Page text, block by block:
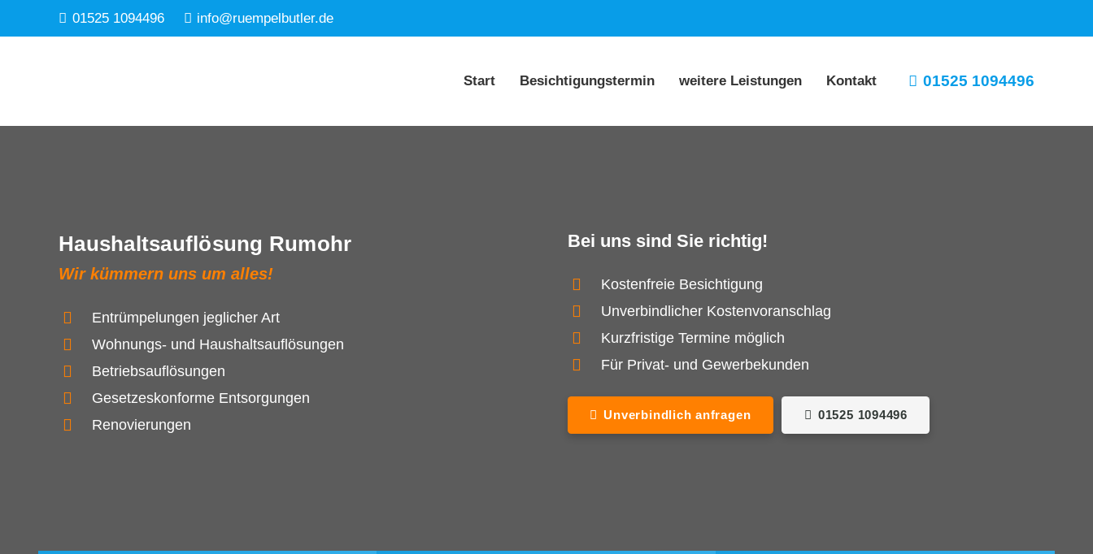
01525 1094496 info@ruempelbutler.de
Start Besichtigungstermin weitere Leistungen Kontakt 01525 1094496
Haushaltsauflösung Rumohr
Wir kümmern uns um alles!
Entrümpelungen jeglicher Art
Wohnungs- und Haushaltsauflösungen
Betriebsauflösungen
Gesetzeskonforme Entsorgungen
Renovierungen
Bei uns sind Sie richtig!
Kostenfreie Besichtigung
Unverbindlicher Kostenvoranschlag
Kurzfristige Termine möglich
Für Privat- und Gewerbekunden
Unverbindlich anfragen 01525 1094496